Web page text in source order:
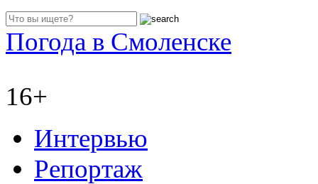
Погода в Смоленске
16+
Интервью
Репортаж